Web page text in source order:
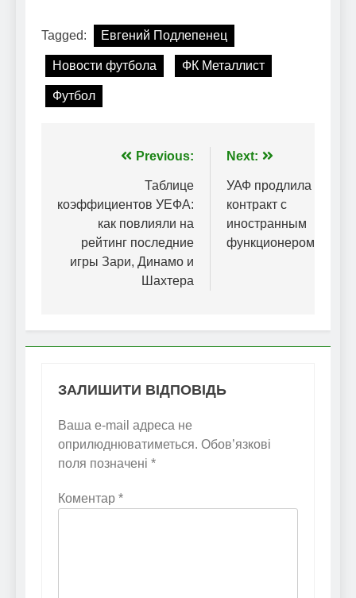
Tagged: Евгений Подлепенец
Новости футбола ФК Металлист
Футбол
НавігаціяPrevious:
Таблице
коэффициентов УЕФА:
как повлияли на
рейтинг последние
игры Зари, Динамо и
Шахтера
Next:
УАФ продлила
контракт с
иностранным
функционером
ЗАЛИШИТИ ВІДПОВІДЬ
Ваша e-mail адреса не
оприлюднюватиметься. Обов’язкові
поля позначені *
Коментар *